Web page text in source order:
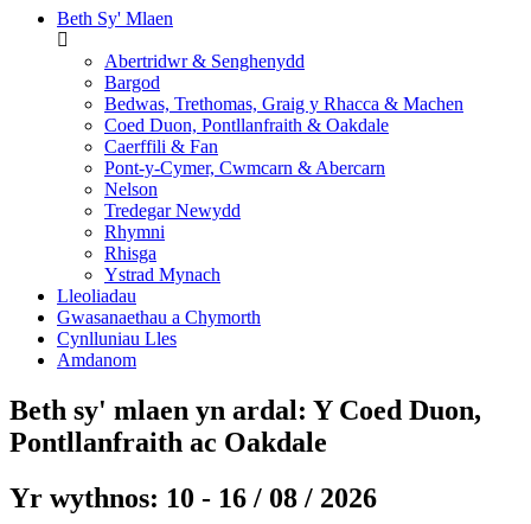
Beth Sy' Mlaen
Abertridwr & Senghenydd
Bargod
Bedwas, Trethomas, Graig y Rhacca & Machen
Coed Duon, Pontllanfraith & Oakdale
Caerffili & Fan
Pont-y-Cymer, Cwmcarn & Abercarn
Nelson
Tredegar Newydd
Rhymni
Rhisga
Ystrad Mynach
Lleoliadau
Gwasanaethau a Chymorth
Cynlluniau Lles
Amdanom
Beth sy' mlaen yn ardal: Y Coed Duon,
Pontllanfraith ac Oakdale
Yr wythnos: 10 - 16 / 08 / 2026